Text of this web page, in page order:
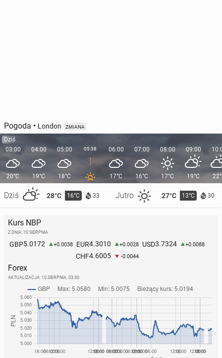
Pogoda • London ZMIANA
Dziś
03:00
20°C
Dziś 28°C 16°C 33 Jutro 27°C 13°C 30
04:00
19°C
05:00
18°C
05:38 06:00
17°C
07:00
16°C
08:00
17°C
09:00
19°C
Kurs NBP
Z DNIA: 10 SIERPNIA
GBP5.0172 +0.0038 EUR4.3010 +0.0028 USD3.7324 +0.0088
CHF4.6005 -0.0044
Forex
AKTUALIZACJA: 10 SIERPNIA, 03:30